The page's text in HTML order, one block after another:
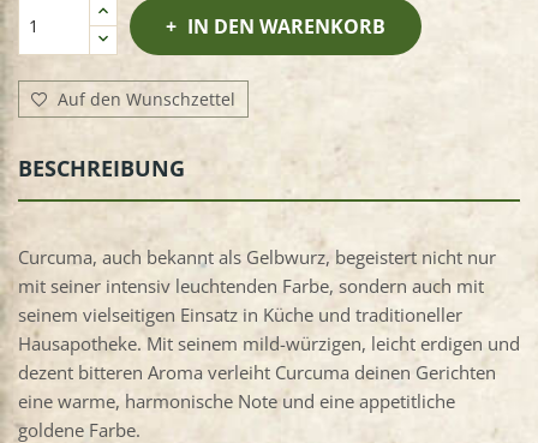
IN DEN WARENKORB
Auf den Wunschzettel
BESCHREIBUNG
Curcuma, auch bekannt als Gelbwurz, begeistert nicht nur
mit seiner intensiv leuchtenden Farbe, sondern auch mit
seinem vielseitigen Einsatz in Küche und traditioneller
Hausapotheke. Mit seinem mild-würzigen, leicht erdigen und
dezent bitteren Aroma verleiht Curcuma deinen Gerichten
eine warme, harmonische Note und eine appetitliche
goldene Farbe.